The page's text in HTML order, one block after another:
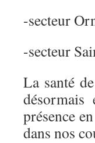
-secteur
-secteur
La santé
présence
dans nos